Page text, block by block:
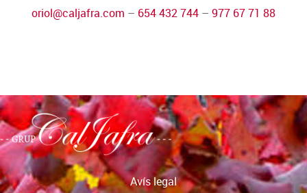
oriol@caljafra.com – 654 432 744 – 977 67 71 88
Avís legal